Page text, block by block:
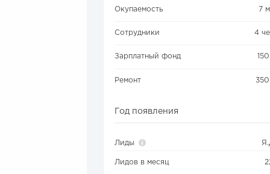
Окупаемость 7
Сотрудники 4
Зарплатный фонд
Ремонт
Год появления
Лиды
Лидов в месяц